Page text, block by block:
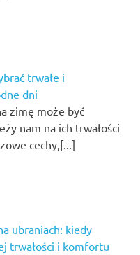
trwałe i
dni
zimę może być
nam na ich trwałości
cechy,[...]
ubraniach: kiedy
trwałości i komfortu